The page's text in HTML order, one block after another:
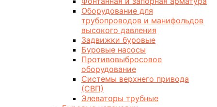
Оборудование для
трубопроводов и манифольдов
высокого давления
Задвижки буровые
Буровые насосы
Противовыбросовое
оборудование
Системы верхнего привода
(СВП)
Элеваторы трубные